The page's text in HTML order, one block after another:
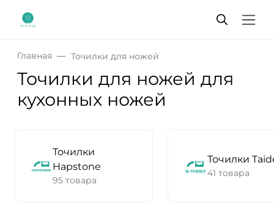
Главная Точилки для ножей
Точилки для ножей для
кухонных ножей
Точилки
Hapstone
95 товара
Точилки
41 товара